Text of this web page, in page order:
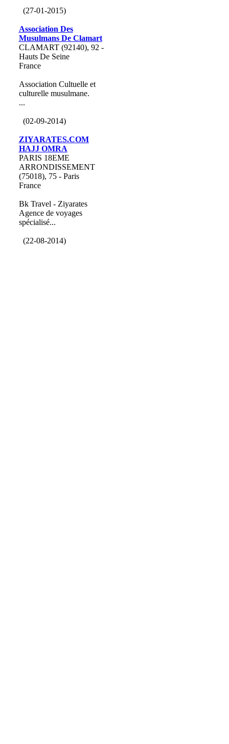
(27-01-2015)
Association Des
Musulmans De Clamart
CLAMART (92140), 92 -
Hauts De Seine
France
Association Cultuelle et
culturelle musulmane.
...
(02-09-2014)
ZIYARATES.COM
HAJJ OMRA
PARIS 18EME
ARRONDISSEMENT
(75018), 75 - Paris
France
Bk Travel - Ziyarates
Agence de voyages
spécialisé...
(22-08-2014)